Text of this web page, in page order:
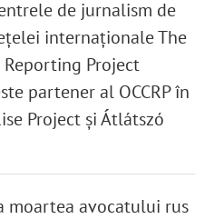
de jurnalism de
internaționale The
Project
partener al OCCRP în
Project și Átlátszó
moartea avocatului rus